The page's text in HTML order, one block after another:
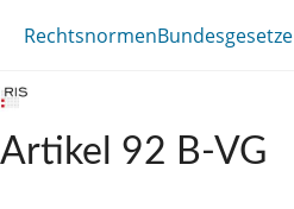
RechtsnormenBundesgesetze
Artikel 92 B-VG